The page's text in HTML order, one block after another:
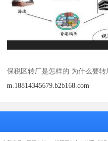
保税区转厂是怎样的 为什么要
m.18814345679.b2b168.com